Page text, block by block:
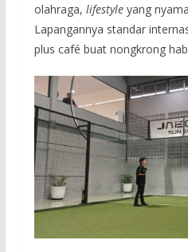
olahraga, lifestyle yang
Lapangannya standar
plus café buat nongkrong